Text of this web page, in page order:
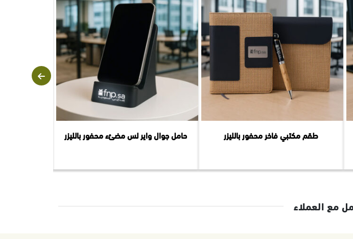
طقم مكتبي فاخر محفور بالليزر حامل جوال واير لس مضئء محفور بالليزر
مع العملاء